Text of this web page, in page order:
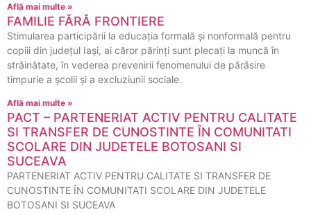
Află mai multe »
FAMILIE FĂRĂ FRONTIERE
Stimularea participării la educația formală și nonformală pentru
copiii din județul Iași, ai căror părinți sunt plecați la muncă în
străinătate, în vederea prevenirii fenomenului de părăsire
timpurie a școlii și a excluziunii sociale.
Află mai multe »
PACT – PARTENERIAT ACTIV PENTRU CALITATE
SI TRANSFER DE CUNOSTINTE ÎN COMUNITATI
SCOLARE DIN JUDETELE BOTOSANI SI
SUCEAVA
PARTENERIAT ACTIV PENTRU CALITATE SI TRANSFER DE
CUNOSTINTE ÎN COMUNITATI SCOLARE DIN JUDETELE
BOTOSANI SI SUCEAVA